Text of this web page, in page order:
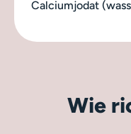
Calciumjodat
Wie